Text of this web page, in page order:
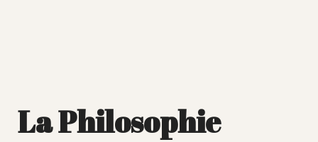
La Philosophie